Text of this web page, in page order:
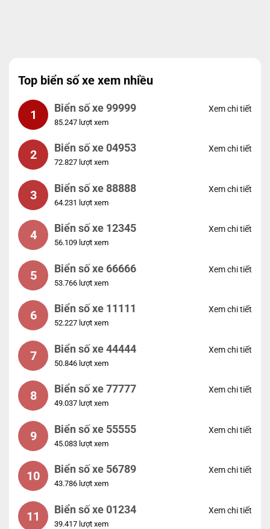
Top biển số xe xem nhiều
1 Biển số xe 99999
85.247 lượt xem
Xem chi tiết
2 Biển số xe 04953
72.827 lượt xem
Xem chi tiết
3 Biển số xe 88888
64.231 lượt xem
Xem chi tiết
4 Biển số xe 12345
56.109 lượt xem
Xem chi tiết
5 Biển số xe 66666
53.766 lượt xem
Xem chi tiết
6 Biển số xe 11111
52.227 lượt xem
Xem chi tiết
7 Biển số xe 44444
50.846 lượt xem
Xem chi tiết
8 Biển số xe 77777
49.037 lượt xem
Xem chi tiết
9 Biển số xe 55555
45.083 lượt xem
Xem chi tiết
10 Biển số xe 56789
43.786 lượt xem
Xem chi tiết
11 Biển số xe 01234
39.417 lượt xem
Xem chi tiết